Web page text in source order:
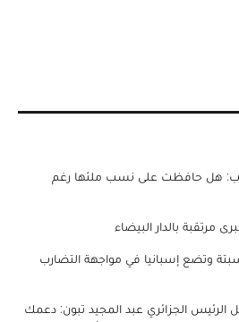
هل حافظت على نسب ملئها رغم
مرتقبة بالدار البيضاء
وتضع إسبانيا في مواجهة التضارب
الرئيس الجزائري عبد المجيد تبون: دعمك